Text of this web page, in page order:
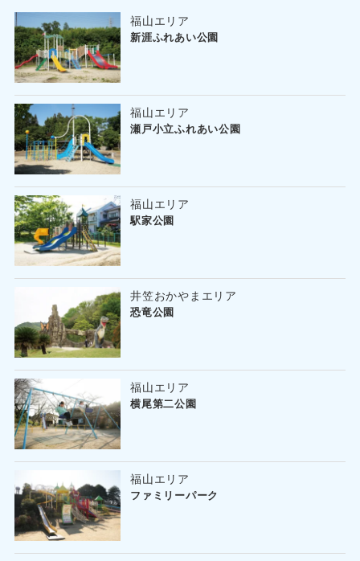
福山エリア
新涯ふれあい公園
福山エリア
瀬戸小立ふれあい公園
福山エリア
駅家公園
井笠おかやまエリア
恐竜公園
福山エリア
横尾第二公園
福山エリア
ファミリーパーク